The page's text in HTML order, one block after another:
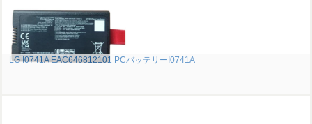
LG I0741A EAC646812101 PCバッテリーI0741A